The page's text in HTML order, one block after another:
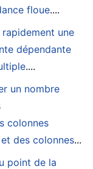
floue....
rapidement une
dépendante
....
un nombre
colonnes
des colonnes...
point de la